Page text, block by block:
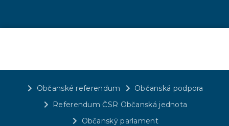
Občanské referendum
Občanská podpora
Referendum ČSR Občanská jednota
Občanský parlament